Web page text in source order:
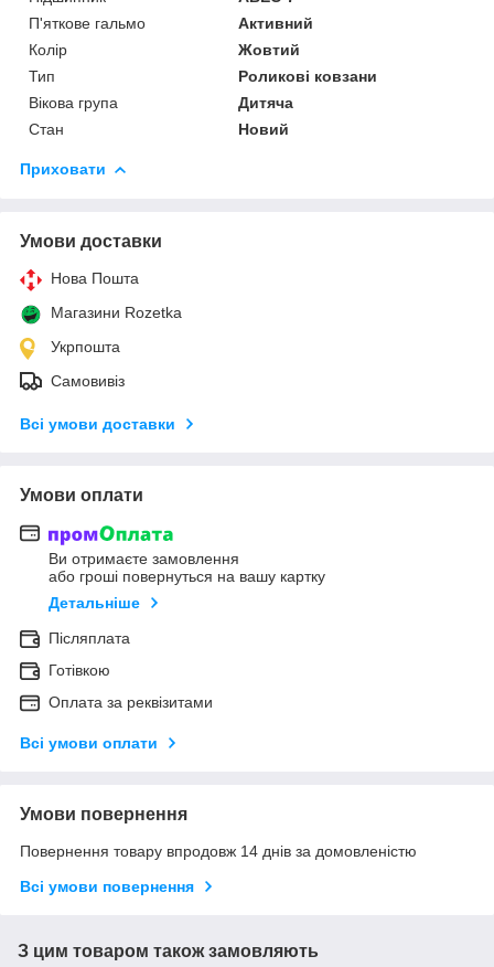
П'яткове гальмо
Активний
Колір
Жовтий
Тип
Роликові ковзани
Вікова група
Дитяча
Стан
Новий
Приховати
Умови доставки
Нова Пошта
Магазини Rozetka
Укрпошта
Самовивіз
Всі умови доставки
Умови оплати
Ви отримаєте замовлення
або гроші повернуться на вашу картку
Детальніше
Післяплата
Готівкою
Оплата за реквізитами
Всі умови оплати
Умови повернення
Повернення товару впродовж 14 днів за домовленістю
Всі умови повернення
З цим товаром також замовляють